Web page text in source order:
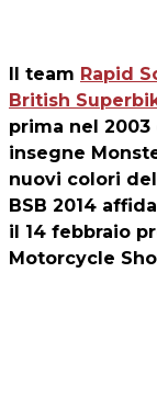
Il team Rapid
British
prima nel
insegne
nuovi colori
BSB 2014
il 14 febbraio
Motorcycle